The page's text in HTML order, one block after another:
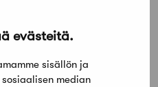
evästeitä.
sisällön ja
median
ja
SAFA-TEK -